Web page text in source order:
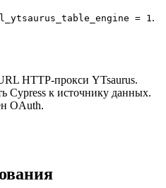
= 1.
HTTP-прокси YTsaurus.
Cypress к источнику данных.
OAuth.